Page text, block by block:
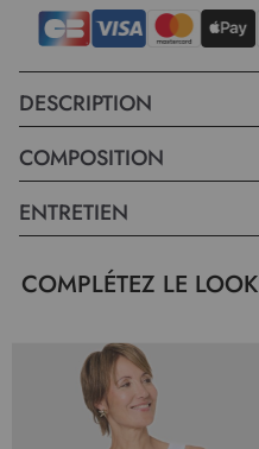
DESCRIPTION
COMPOSITION
ENTRETIEN
COMPLÉTEZ LE LOOK